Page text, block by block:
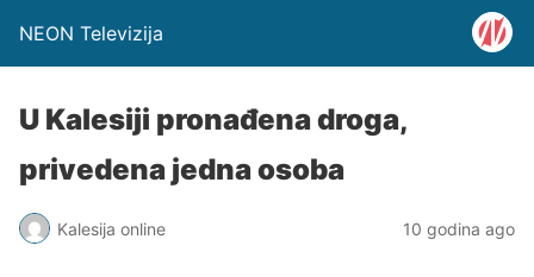
NEON Televizija
U Kalesiji pronađena droga,
privedena jedna osoba
Kalesija online 10 godina ago